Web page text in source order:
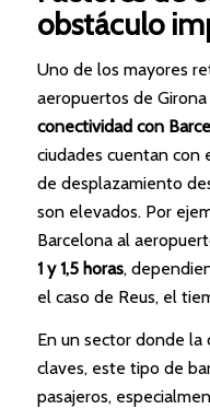
obstáculo
Uno de los mayores
aeropuertos de
conectividad con
ciudades cuentan con
de desplazamiento
son elevados. Por
Barcelona al
1 y 1,5 horas,
el caso de Reus, el
En un sector donde la
claves, este tipo de
pasajeros,